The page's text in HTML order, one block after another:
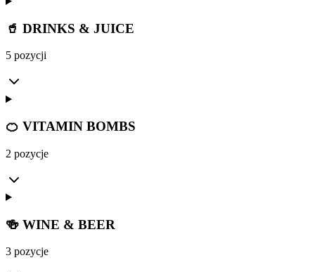
🥤 DRINKS & JUICE
5 pozycji
🍊 VITAMIN BOMBS
2 pozycje
🍻 WINE & BEER
3 pozycje